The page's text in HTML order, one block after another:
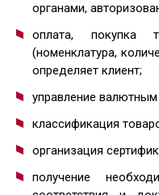
органами,
оплата, покупка
(номенклатура,
определяет клиент;
управление
классификация
организация
получение